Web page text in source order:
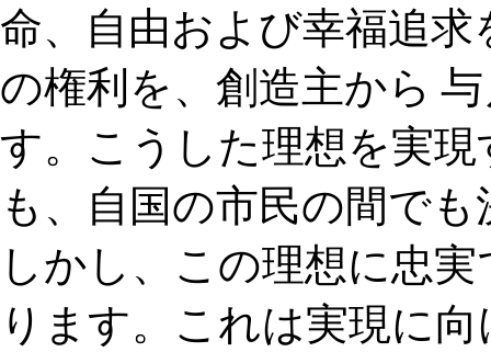
命、自由および幸福追
の権利を、創造主から
す。こうした理想を実
も、自国の市民の間で
しかし、この理想に忠
ります。これは実現に